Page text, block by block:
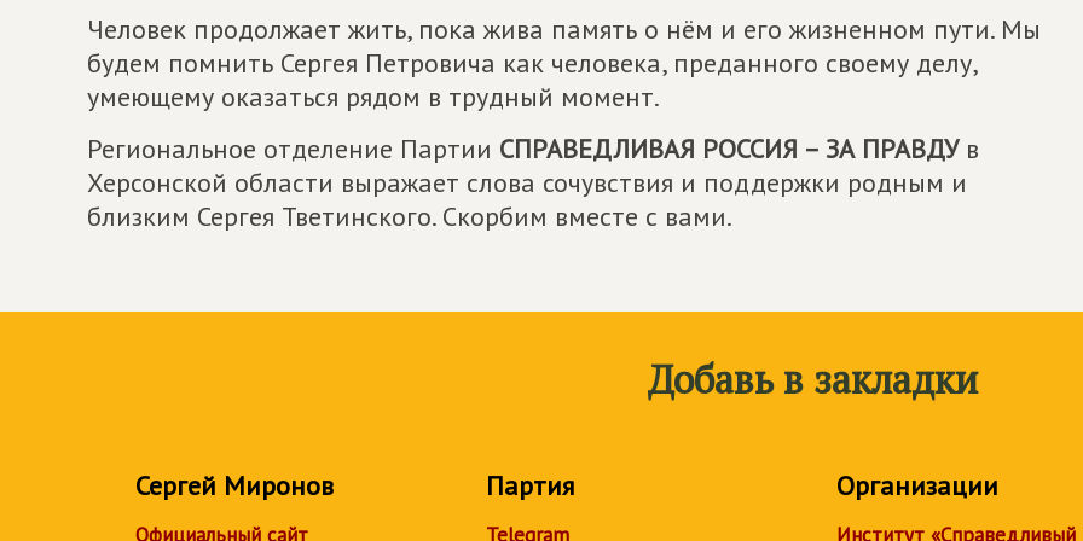
Человек продолжает жить, пока жива память о нём и его жизненном пути. Мы
будем помнить Сергея Петровича как человека, преданного своему делу,
умеющему оказаться рядом в трудный момент.
Региональное отделение Партии СПРАВЕДЛИВАЯ РОССИЯ – ЗА ПРАВДУв
Херсонской области выражает слова сочувствия и поддержки родным и
близким Сергея Тветинского. Скорбим вместе с вами.
Добавь в закладки
Сергей Миронов
Официальный сайт
Партия
Telegram
Организации
Институт «Справедливый